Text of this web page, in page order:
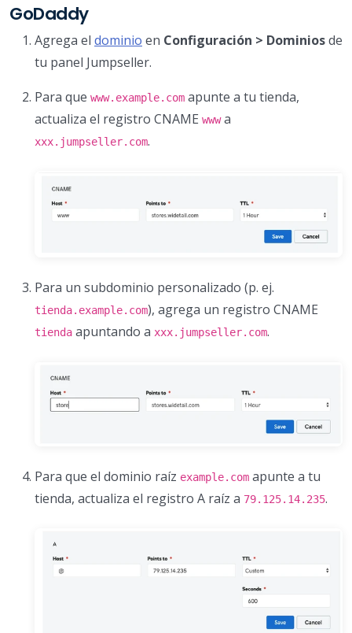
GoDaddy
Agrega el dominio en Configuración > Dominiosde
tu panel Jumpseller.
Para que www.example.com apunte a tu tienda,
actualiza el registro CNAME wwwa
xxx.jumpseller.com.
Para un subdominio personalizado (p. ej.
tienda.example.com), agrega un registro CNAME
tienda apuntando a xxx.jumpseller.com.
Para que el dominio raíz example.com apunte a tu
tienda, actualiza el registro A raíz a 79.125.14.235.